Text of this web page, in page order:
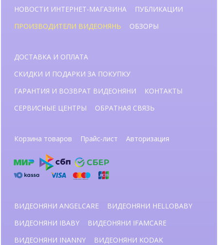
НОВОСТИ ИНТЕРНЕТ-МАГАЗИНА
ПУБЛИКАЦИИ
ПРОИЗВОДИТЕЛИ ВИДЕОНЯНЬ
ОБЗОРЫ
ДОСТАВКА И ОПЛАТА
СКИДКИ И ПОДАРКИ ЗА ПОКУПКУ
ГАРАНТИЯ И ВОЗВРАТ ВИДЕОНЯНИ
КОНТАКТЫ
СЕРВИСНЫЕ ЦЕНТРЫ
ОБРАТНАЯ СВЯЗЬ
Корзина товаров Прайс-лист Авторизация
ВИДЕОНЯНИ ANGELCARE
ВИДЕОНЯНИ HELLOBABY
ВИДЕОНЯНИ IBABY
ВИДЕОНЯНИ IFAMCARE
ВИДЕОНЯНИ INANNY
ВИДЕОНЯНИ KODAK